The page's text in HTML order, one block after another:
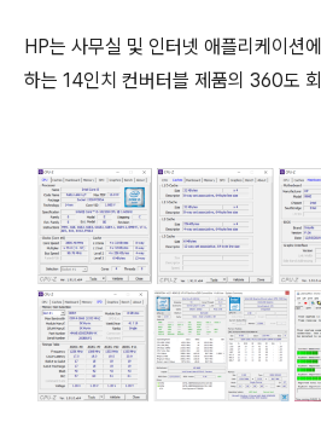
HP는 사무실 및 인터넷 애플리케이션
하는 14인치 컨버터블 제품의 360도